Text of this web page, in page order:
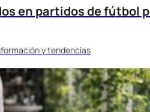
en partidos de fútbol
y tendencias